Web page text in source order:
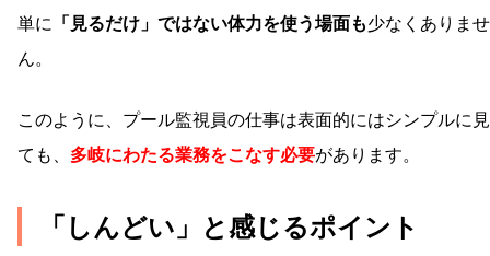
単に 「見るだけ」ではない体力を使う場面も少なくありませ
ん。
このように、プール監視員の仕事は表面的にはシンプルに
ても、 多岐にわたる業務をこなす必要があります。
「しんどい」と感じるポイント